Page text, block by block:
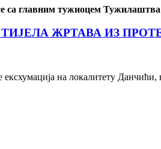
са главним тужиоцем
ЖРТАВА ИЗ
на локалитету